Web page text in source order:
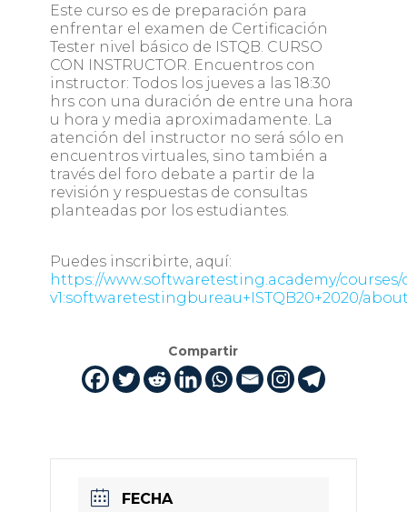
Este curso es de preparación para
enfrentar el examen de Certificación
Tester nivel básico de ISTQB. CURSO
CON INSTRUCTOR. Encuentros con
instructor: Todos los jueves a las 18:30
hrs con una duración de entre una hora
u hora y media aproximadamente. La
atención del instructor no será sólo en
encuentros virtuales, sino también a
través del foro debate a partir de la
revisión y respuestas de consultas
planteadas por los estudiantes.
Puedes inscribirte, aquí:
https://www.softwaretesting.academy/courses/
v1:softwaretestingbureau+ISTQB20+2020/
Compartir
FECHA